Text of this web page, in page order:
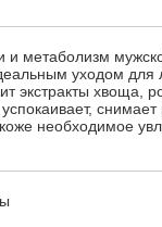
метаболизм
уходом для
экстракты хвоща,
необходимое